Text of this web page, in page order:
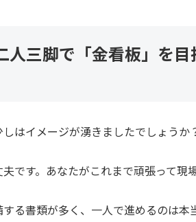
人三脚で「金看板」を
しはイメージが湧きましたでしょうか
です。あなたがこれまで頑張って現
る書類が多く、一人で進めるのは本